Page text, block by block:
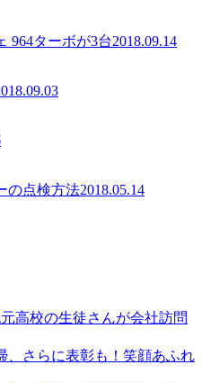
ターボが3台2018.09.14
の点検方法2018.05.14
高校の生徒さんが会社訪問
、さらに表彰も！笑顔あふれ